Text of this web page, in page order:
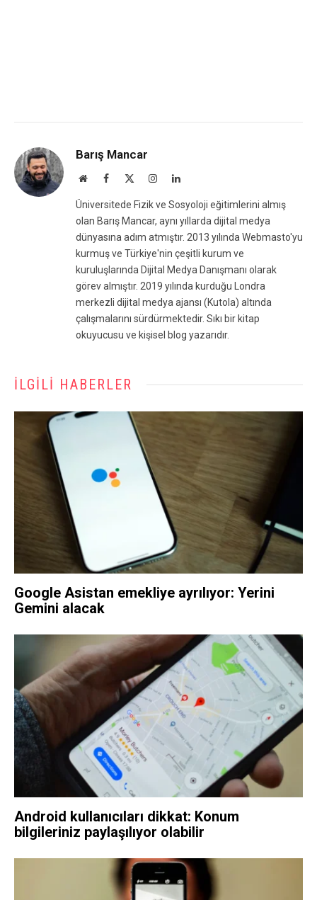
Barış Mancar
WebsiteFacebook InstagramLinkedIn
Üniversitede Fizik ve Sosyoloji eğitimlerini almış
olan Barış Mancar, aynı yıllarda dijital medya
dünyasına adım atmıştır. 2013 yılında Webmasto'yu
kurmuş ve Türkiye'nin çeşitli kurum ve
kuruluşlarında Dijital Medya Danışmanı olarak
görev almıştır. 2019 yılında kurduğu Londra
merkezli dijital medya ajansı (Kutola) altında
çalışmalarını sürdürmektedir. Sıkı bir kitap
okuyucusu ve kişisel blog yazarıdır.
İLGILI HABERLER
Google Asistan emekliye ayrılıyor: Yerini
Gemini alacak
Android kullanıcıları dikkat: Konum
bilgileriniz paylaşılıyor olabilir